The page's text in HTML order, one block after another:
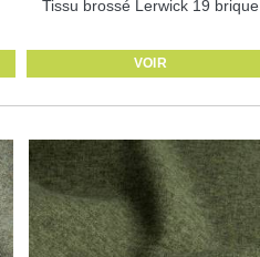
Tissu brossé Lerwick 19 brique
VOIR